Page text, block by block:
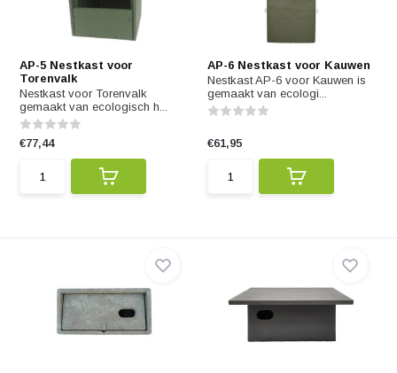
AP-5 Nestkast voor
Torenvalk
Nestkast voor Torenvalk
gemaakt van ecologisch h...
€77,44
AP-6 Nestkast voor Kauwen
Nestkast AP-6 voor Kauwen is
gemaakt van ecologi...
€61,95